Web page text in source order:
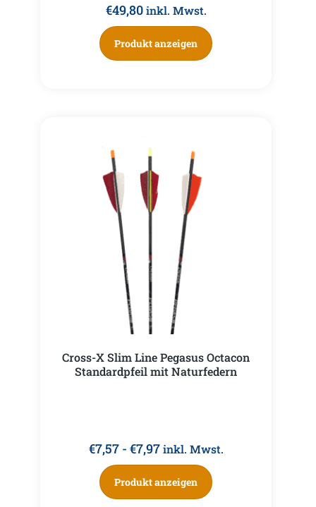
€49,80 inkl. Mwst.
Produkt anzeigen
Cross-X Slim Line Pegasus Octacon
Standardpfeil mit Naturfedern
€7,57- €7,97 inkl. Mwst.
Produkt anzeigen